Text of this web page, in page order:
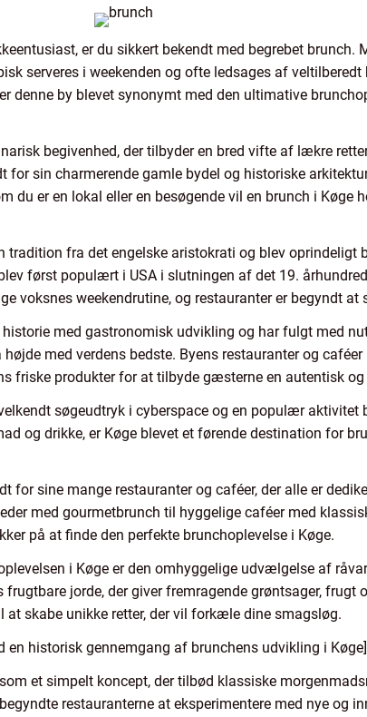
er du sikkert bekendt med begrebet
serveres i weekenden og ofte ledsages af
denne by blevet synonymt med den ultimative
begivenhed, der tilbyder en bred vifte af lækre
for sin charmerende gamle bydel og historiske
du er en lokal eller en besøgende vil en brunch i Køge
tradition fra det engelske aristokrati og blev
først populært i USA i slutningen af det 19.
voksnes weekendrutine, og restauranter er begyndt
med gastronomisk udvikling og har fulgt med
højde med verdens bedste. Byens restauranter og
friske produkter for at tilbyde gæsterne en autentisk
søgeudtryk i cyberspace og en populær
og drikke, er Køge blevet et førende destination for
for sine mange restauranter og caféer, der alle er
med gourmetbrunch til hyggelige caféer med
på at finde den perfekte brunchoplevelse i Køge.
i Køge er den omhyggelige udvælgelse af
frugtbare jorde, der giver fremragende grøntsager,
at skabe unikke retter, der vil forkæle dine smagsløg.
en historisk gennemgang af brunchens udvikling i Køge]
et simpelt koncept, der tilbød klassiske
restauranterne at eksperimentere med nye og